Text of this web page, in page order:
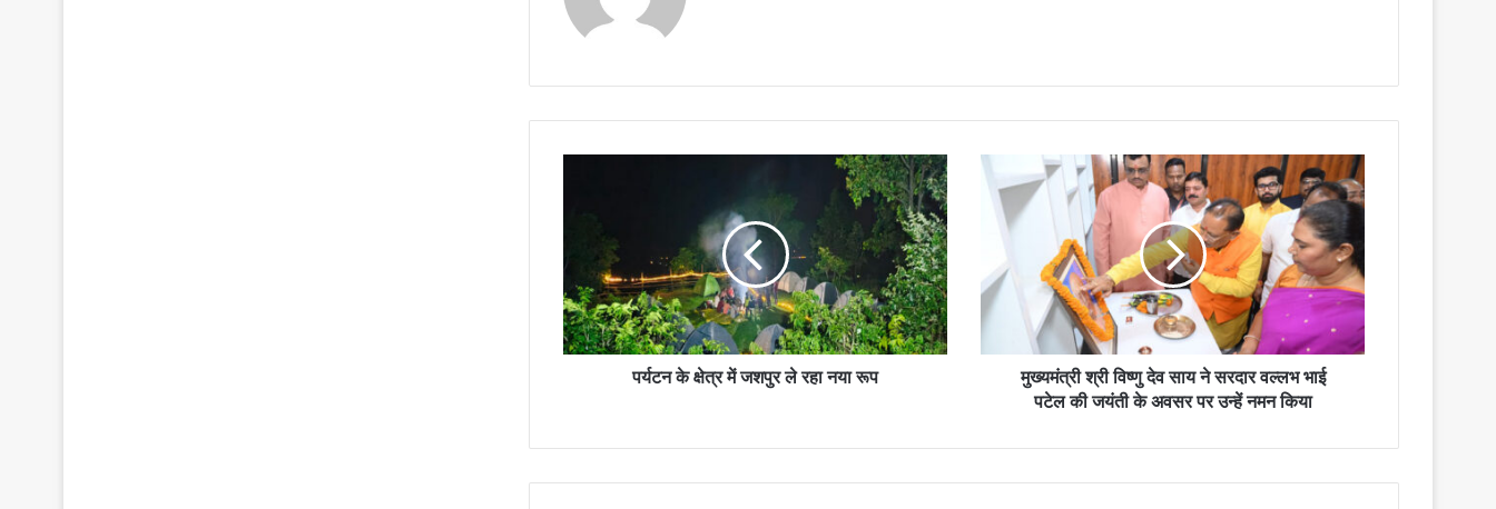
पर्यटन के क्षेत्र में जशपुर ले रहा नया रूप
मुख्यमंत्री श्री विष्णु देव साय ने सरदार वल्लभ भाई
पटेल की जयंती के अवसर पर उन्हें नमन किया